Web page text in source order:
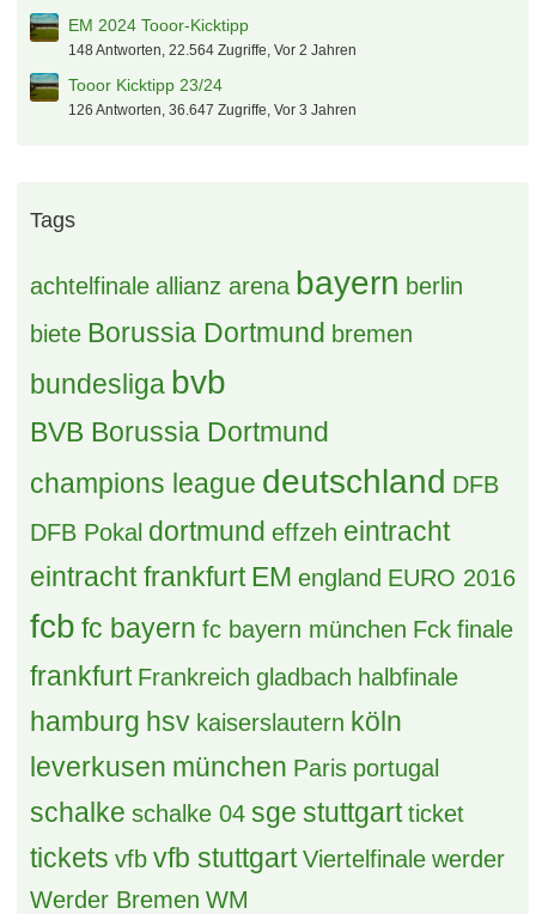
EM 2024 Tooor-Kicktipp
148 Antworten, 22.564 Zugriffe, Vor 2 Jahren
Tooor Kicktipp 23/24
126 Antworten, 36.647 Zugriffe, Vor 3 Jahren
Tags
achtelfinale allianz arena bayern berlin
biete Borussia Dortmund bremen
bundesliga bvb
BVB Borussia Dortmund
champions league deutschland DFB
DFB Pokal dortmund effzeh eintracht
eintracht frankfurt EM england EURO 2016
fcb fc bayern fc bayern münchen Fck finale
frankfurt Frankreich gladbach halbfinale
hamburg hsv kaiserslautern köln
leverkusen münchen Paris portugal
schalke schalke 04 sge stuttgart ticket
tickets vfb vfb stuttgart Viertelfinale werder
Werder Bremen WM